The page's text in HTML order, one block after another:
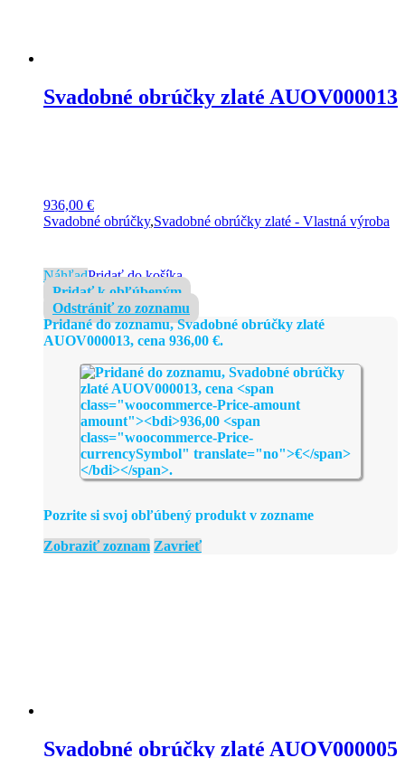
Svadobné obrúčky zlaté AUOV000013
936,00 €
Svadobné obrúčky,Svadobné obrúčky zlaté - Vlastná výroba
NáhľadPridať do košíka
Pridať k obľúbeným
Odstrániť zo zoznamu
Pridané do zoznamu, Svadobné obrúčky zlaté
AUOV000013, cena 936,00 €.
Pozrite si svoj obľúbený produkt v zozname
Zobraziť zoznam Zavrieť
Svadobné obrúčky zlaté AUOV000005